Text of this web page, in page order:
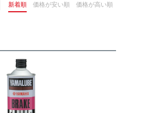
新着順 価格が安い順 価格が高い順